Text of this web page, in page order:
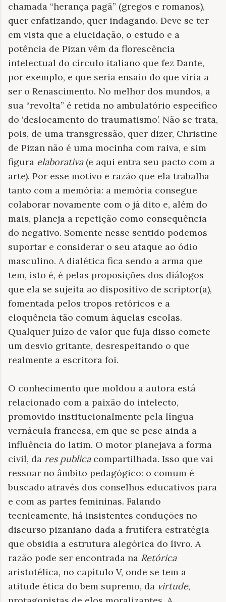
chamada “herança pagã” (gregos e romanos),
quer enfatizando, quer indagando. Deve se ter
em vista que a elucidação, o estudo e a
potência de Pizan vêm da florescência
intelectual do círculo italiano que fez Dante,
por exemplo, e que seria ensaio do que viria a
ser o Renascimento. No melhor dos mundos, a
sua “revolta” é retida no ambulatório específico
do ‘deslocamento do traumatismo’. Não se trata,
pois, de uma transgressão, quer dizer, Christine
de Pizan não é uma mocinha com raiva, e sim
figura elaborativa(e aqui entra seu pacto com a
arte). Por esse motivo e razão que ela trabalha
tanto com a memória: a memória consegue
colaborar novamente com o já dito e, além do
mais, planeja a repetição como consequência
do negativo. Somente nesse sentido podemos
suportar e considerar o seu ataque ao ódio
masculino. A dialética fica sendo a arma que
tem, isto é, é pelas proposições dos diálogos
que ela se sujeita ao dispositivo de scriptor(a),
fomentada pelos tropos retóricos e a
eloquência tão comum àquelas escolas.
Qualquer juízo de valor que fuja disso comete
um desvio gritante, desrespeitando o que
realmente a escritora foi.
O conhecimento que moldou a autora está
relacionado com a paixão do intelecto,
promovido institucionalmente pela língua
vernácula francesa, em que se pese ainda a
influência do latim. O motor planejava a forma
civil, da res publicacompartilhada. Isso que vai
ressoar no âmbito pedagógico: o comum é
buscado através dos conselhos educativos para
e com as partes femininas. Falando
tecnicamente, há insistentes conduções no
discurso pizaniano dada a frutífera estratégia
que obsidia a estrutura alegórica do livro. A
razão pode ser encontrada na Retórica
aristotélica, no capítulo V, onde se tem a
atitude ética do bem supremo, da virtude,